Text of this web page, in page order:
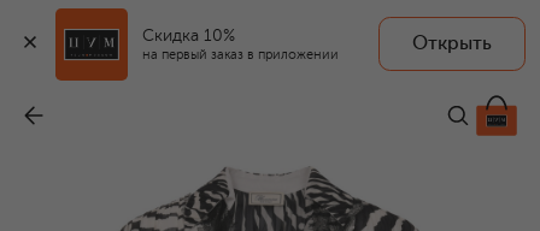
Скидка 10%
на первый заказ в приложении
Открыть
131 500 ₽